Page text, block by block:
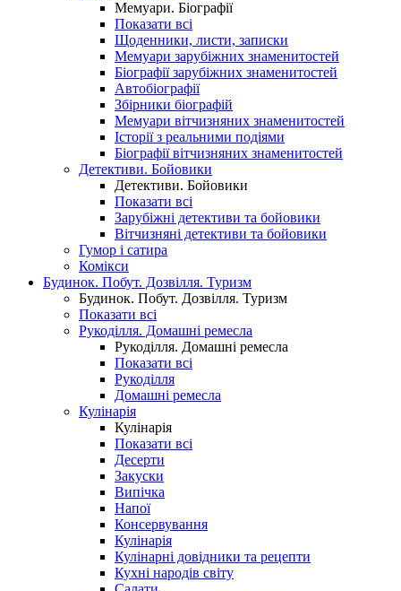
Мемуари. Біографії
Показати всі
Щоденники, листи, записки
Мемуари зарубіжних знаменитостей
Біографії зарубіжних знаменитостей
Автобіографії
Збірники біографій
Мемуари вітчизняних знаменитостей
Історії з реальними подіями
Біографії вітчизняних знаменитостей
Детективи. Бойовики
Детективи. Бойовики
Показати всі
Зарубіжні детективи та бойовики
Вітчизняні детективи та бойовики
Гумор і сатира
Комікси
Будинок. Побут. Дозвілля. Туризм
Будинок. Побут. Дозвілля. Туризм
Показати всі
Рукоділля. Домашні ремесла
Рукоділля. Домашні ремесла
Показати всі
Рукоділля
Домашні ремесла
Кулінарія
Кулінарія
Показати всі
Десерти
Закуски
Випічка
Напої
Консервування
Кулінарія
Кулінарні довідники та рецепти
Кухні народів світу